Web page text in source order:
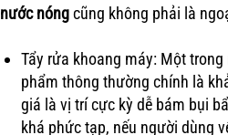
nước nóngcũng không phải là
Tẩy rửa khoang máy: Một
phẩm thông thường chính là
giá là vị trí cực kỳ dễ bám bụi
khá phức tạp, nếu người dùng